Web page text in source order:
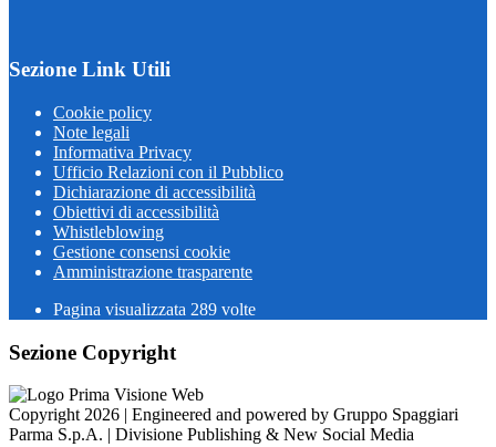
Sezione Link Utili
Cookie policy
Note legali
Informativa Privacy
Ufficio Relazioni con il Pubblico
Dichiarazione di accessibilità
Obiettivi di accessibilità
Whistleblowing
Gestione consensi cookie
Amministrazione trasparente
Pagina visualizzata 289 volte
Sezione Copyright
Copyright 2026 | Engineered and powered by Gruppo Spaggiari
Parma S.p.A. | Divisione Publishing & New Social Media